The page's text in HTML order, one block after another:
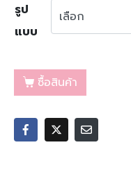
รูป
แบบ
ซื้อสินค้า